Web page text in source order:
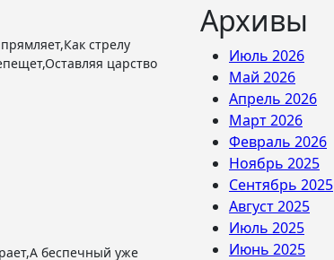
царство
Архивы
Июль 2026
Май 2026
Апрель 2026
Март 2026
Февраль 2026
Ноябрь 2025
Сентябрь 2025
Август 2025
Июль 2025
Июнь 2025